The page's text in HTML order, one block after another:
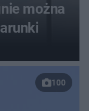
można
100